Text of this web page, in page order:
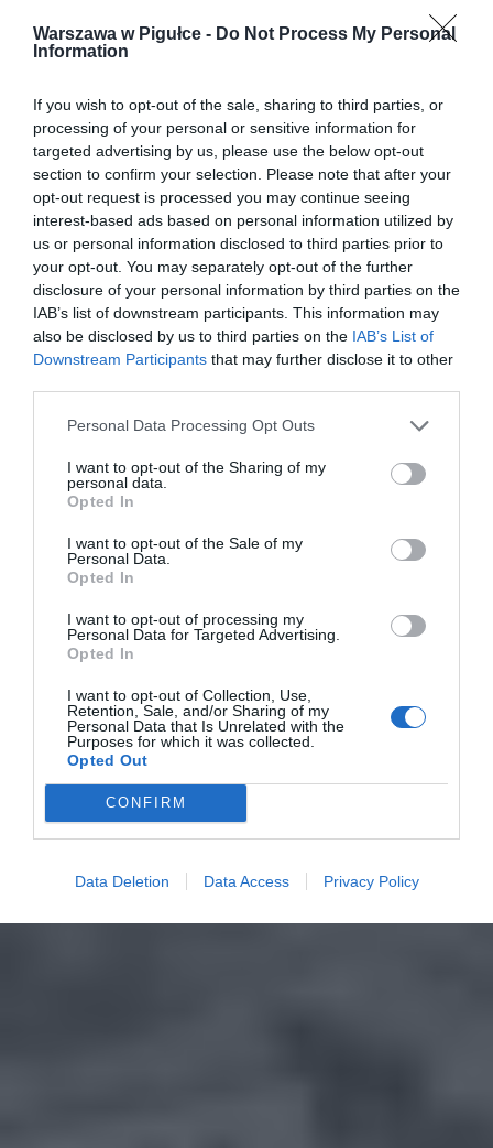
Warszawa w Pigułce - Do Not Process My Personal
Information
If you wish to opt-out of the sale, sharing to third parties, or
processing of your personal or sensitive information for
targeted advertising by us, please use the below opt-out
section to confirm your selection. Please note that after your
opt-out request is processed you may continue seeing
interest-based ads based on personal information utilized by
us or personal information disclosed to third parties prior to
your opt-out. You may separately opt-out of the further
disclosure of your personal information by third parties on the
IAB’s list of downstream participants. This information may
also be disclosed by us to third parties on the IAB’s List of
Downstream Participants that may further disclose it to other
Personal Data Processing Opt Outs
I want to opt-out of the Sharing of my
personal data.
Opted In
I want to opt-out of the Sale of my
Personal Data.
Opted In
I want to opt-out of processing my
Personal Data for Targeted Advertising.
Opted In
I want to opt-out of Collection, Use,
Retention, Sale, and/or Sharing of my
Personal Data that Is Unrelated with the
Purposes for which it was collected.
Opted Out
CONFIRM
Data Deletion Data Access Privacy Policy